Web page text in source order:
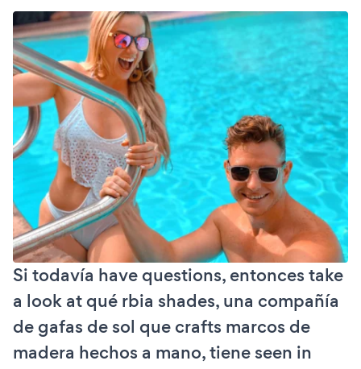
Si todavía have questions, entonces take
a look at qué rbia shades, una compañía
de gafas de sol que crafts marcos de
madera hechos a mano, tiene seen in